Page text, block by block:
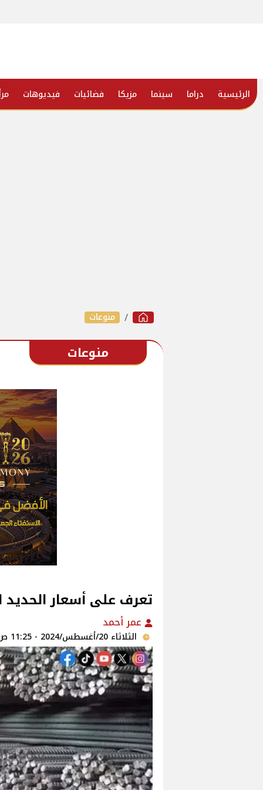
الرئيسية دراما سينما مزيكا فضائيات فيديوهات
منوعات
منوعات
تعرف على أسعار الحديد
عمر أحمد
الثلاثاء 20/أغسطس/2024 - 11:25 ص